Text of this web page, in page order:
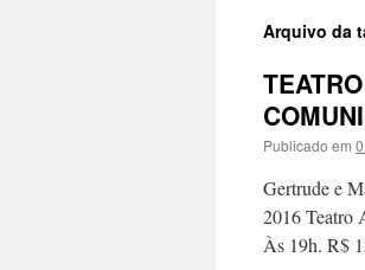
Arquivo da
Publicado em
Gertrude e
2016 Teatro
Às 19h. R$